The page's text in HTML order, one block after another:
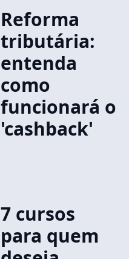
Reforma
tributária:
entenda
como
funcionará o
'cashback'
7 cursos
para quem